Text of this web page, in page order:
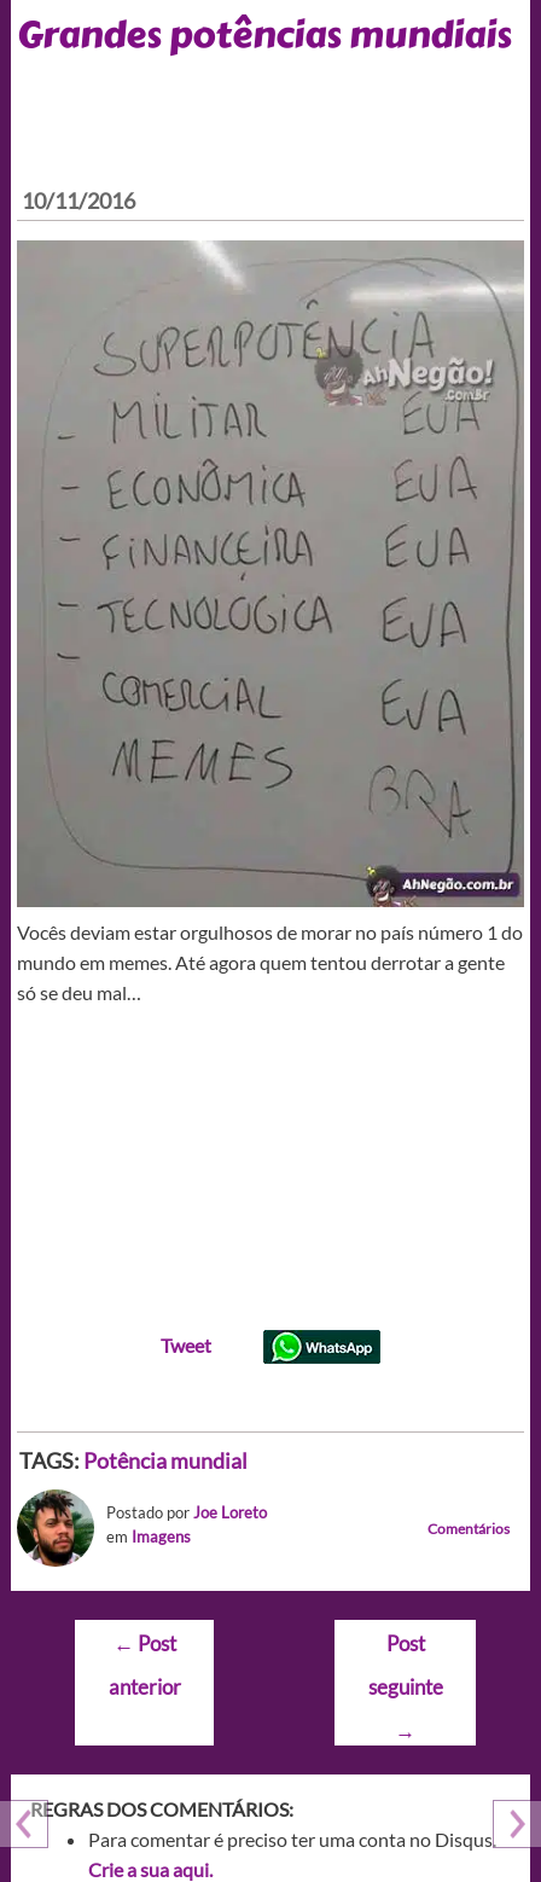
Grandes potências mundiais
10/11/2016
Vocês deviam estar orgulhosos de morar no país número 1 do
mundo em memes. Até agora quem tentou derrotar a gente
só se deu mal…
Tweet
TAGS: Potência mundial
Postado porJoe Loreto
em Imagens Comentários
Navegação
Post
← Post
anterior
Post
seguinte
→
REGRAS DOS COMENTÁRIOS:
Para comentar é preciso ter uma conta no Disqus.
Crie a sua aqui.